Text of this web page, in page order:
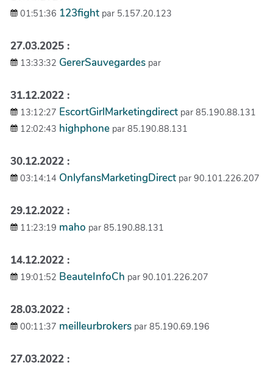
01:51:36 123fight par 5.157.20.123
27.03.2025 :
13:33:32 GererSauvegardes par
31.12.2022 :
13:12:27 EscortGirlMarketingdirect par 85.190.88.131
12:02:43 highphone par 85.190.88.131
30.12.2022 :
03:14:14 OnlyfansMarketingDirect par 90.101.226.207
29.12.2022 :
11:23:19 maho par 85.190.88.131
14.12.2022 :
19:01:52 BeauteInfoCh par 90.101.226.207
28.03.2022 :
00:11:37 meilleurbrokers par 85.190.69.196
27.03.2022 :